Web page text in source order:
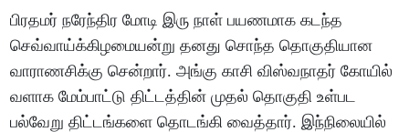
பிரதமர் நரேந்திர மோடி இரு நாள் பயணமாக கடந்த
செவ்வாய்க்கிழமையன்று தனது சொந்த தொகுதியான
வாராணசிக்கு சென்றார். அங்கு காசி விஸ்வநாதர் கோயில்
வளாக மேம்பாட்டு திட்டத்தின் முதல் தொகுதி உள்பட
பல்வேறு திட்டங்களை தொடங்கி வைத்தார். இந்நிலையில்